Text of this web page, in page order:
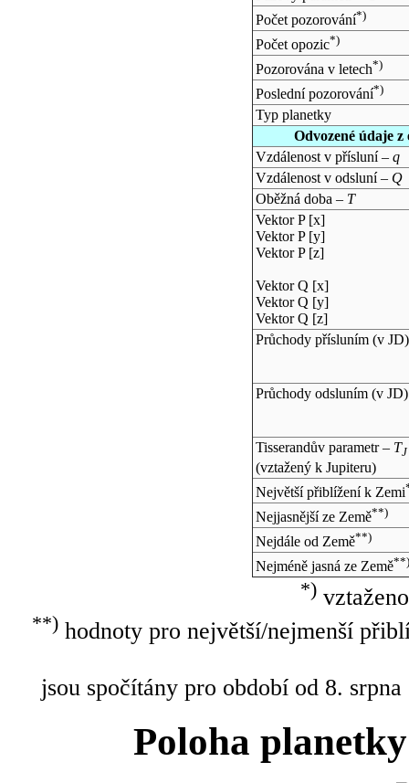
Počet pozorování*)
Počet opozic*)
Pozorována v letech*)
Poslední pozorování*)
Typ planetky
Odvozené údaje
Vzdálenost v přísluní – q
Vzdálenost v odsluní – Q
Oběžná doba – T
Vektor P [x]
Vektor P [y]
Vektor P [z]
Vektor Q [x]
Vektor Q [y]
Vektor Q [z]
Průchody přísluním (v JD)
Průchody odsluním (v JD)
Tisserandův parametr – TJ
(vztažený k Jupiteru)
Největší přiblížení k Zemi
Nejjasnější ze Země**)
Nejdále od Země**)
Nejméně jasná ze Země**)
*)
**)hodnoty pro největší/nejmenší
jsou spočítány pro období od 8.
Poloha